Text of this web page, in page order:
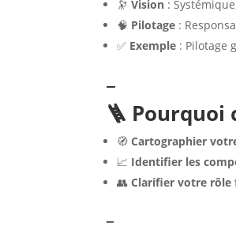
🔭Vision :
🧠 Pilotage :
✅ Exemple : Pilotage
–
🪜 Pourquoi
🧭Cartographier
📈 Identifier les
👥Clarifier votre rôle
–